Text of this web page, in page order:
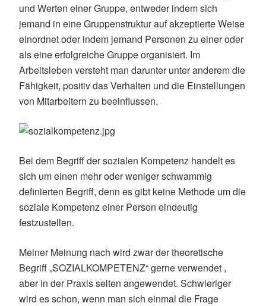
und Werten einer Gruppe, entweder indem sich
jemand in eine Gruppenstruktur auf akzeptierte Weise
einordnet oder indem jemand Personen zu einer oder
als eine erfolgreiche Gruppe organisiert. Im
Arbeitsleben versteht man darunter unter anderem die
Fähigkeit, positiv das Verhalten und die Einstellungen
von Mitarbeitern zu beeinflussen.
Bei dem Begriff der sozialen Kompetenz handelt es
sich um einen mehr oder weniger schwammig
definierten Begriff, denn es gibt keine Methode um die
soziale Kompetenz einer Person eindeutig
festzustellen.
Meiner Meinung nach wird zwar der theoretische
Begriff „SOZIALKOMPETENZ“ gerne verwendet ,
aber in der Praxis selten angewendet. Schwieriger
wird es schon, wenn man sich einmal die Frage